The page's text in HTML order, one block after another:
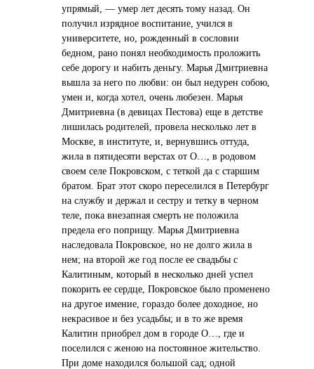
упрямый, — умер лет десять тому назад. Он
получил изрядное воспитание, учился в
университете, но, рожденный в сословии
бедном, рано понял необходимость проложить
себе дорогу и набить деньгу. Марья Дмитриевна
вышла за него по любви: он был недурен собою,
умен и, когда хотел, очень любезен. Марья
Дмитриевна (в девицах Пестова) еще в детстве
лишилась родителей, провела несколько лет в
Москве, в институте, и, вернувшись оттуда,
жила в пятидесяти верстах от О…, в родовом
своем селе Покровском, с теткой да с старшим
братом. Брат этот скоро переселился в Петербург
на службу и держал и сестру и тетку в черном
теле, пока внезапная смерть не положила
предела его поприщу. Марья Дмитриевна
наследовала Покровское, но не долго жила в
нем; на второй же год после ее свадьбы с
Калитиным, который в несколько дней успел
покорить ее сердце, Покровское было променено
на другое имение, гораздо более доходное, но
некрасивое и без усадьбы; и в то же время
Калитин приобрел дом в городе О…, где и
поселился с женою на постоянное жительство.
При доме находился большой сад; одной